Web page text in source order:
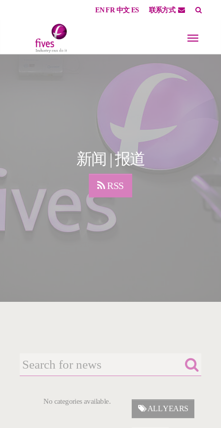
EN FR 中文 ES 联系方式
新闻 | 报道
RSS
No categories available.
ALL YEARS